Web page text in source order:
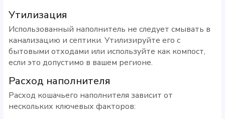
Утилизация
Использованный наполнитель не следует смывать в
канализацию и септики. Утилизируйте его с
бытовыми отходами или используйте как компост,
если это допустимо в вашем регионе.
Расход наполнителя
Расход кошачьего наполнителя зависит от
нескольких ключевых факторов: